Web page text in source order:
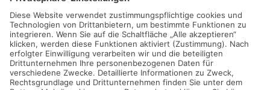
Kaufen Verkaufen Mieten Vermieten